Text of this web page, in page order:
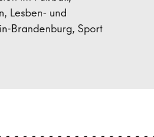
Lesben- und
Brandenburg, Sport